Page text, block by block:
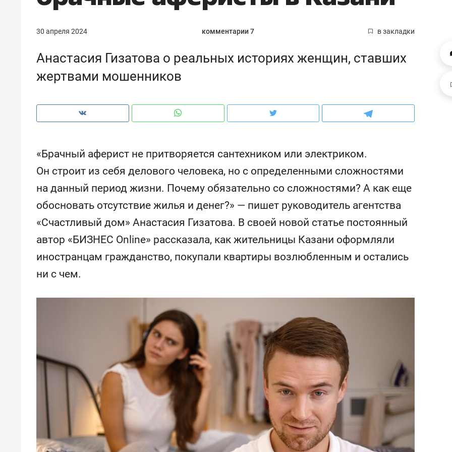
30 апреля 2024 комментарии 7 в закладки
Анастасия Гизатова о реальных историях женщин, ставших
жертвами мошенников
«Брачный аферист не притворяется сантехником или электриком.
Он строит из себя делового человека, но с определенными сложностями
на данный период жизни. Почему обязательно со сложностями? А как еще
обосновать отсутствие жилья и денег?» — пишет руководитель агентства
«Счастливый дом» Анастасия Гизатова. В своей новой статье постоянный
автор «БИЗНЕС Online» рассказала, как жительницы Казани оформляли
иностранцам гражданство, покупали квартиры возлюбленным и остались
ни с чем.
рынки, почему надо знать аксакалов и
Рекомендуем
Оставить шум за волной: как
строят тишину в казанском
ЖК «Заря»
Рекомендуем
Психотерапевт «Фороса»:
«Директорский невроз» –
когда человек не считает
стрессом»
Рекомендуем
Наседкина: «Ремонт
с мебелью за 2